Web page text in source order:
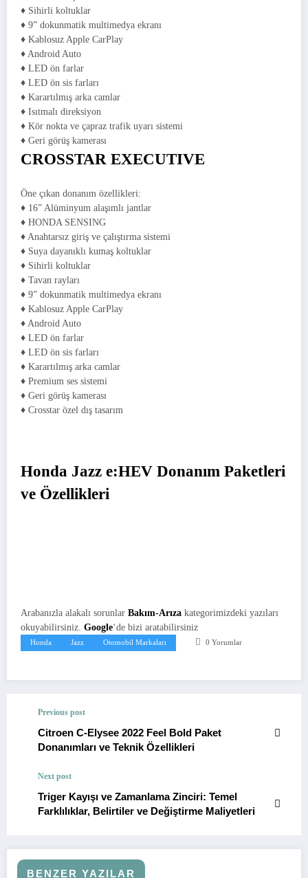
♦ Sihirli koltuklar
♦ 9” dokunmatik multimedya ekranı
♦ Kablosuz Apple CarPlay
♦ Android Auto
♦ LED ön farlar
♦ LED ön sis farları
♦ Karartılmış arka camlar
♦ Isıtmalı direksiyon
♦ Kör nokta ve çapraz trafik uyarı sistemi
♦ Geri görüş kamerası
CROSSTAR EXECUTIVE
Öne çıkan donanım özellikleri:
♦ 16” Alüminyum alaşımlı jantlar
♦ HONDA SENSING
♦ Anahtarsız giriş ve çalıştırma sistemi
♦ Suya dayanıklı kumaş koltuklar
♦ Sihirli koltuklar
♦ Tavan rayları
♦ 9” dokunmatik multimedya ekranı
♦ Kablosuz Apple CarPlay
♦ Android Auto
♦ LED ön farlar
♦ LED ön sis farları
♦ Karartılmış arka camlar
♦ Premium ses sistemi
♦ Geri görüş kamerası
♦ Crosstar özel dış tasarım
Honda Jazz e:HEV Donanım Paketleri
ve Özellikleri
Arabanızla alakalı sorunlar Bakım-Arıza kategorimizdeki yazıları
okuyabilirsiniz. Google‘de bizi aratabilirsiniz
Honda Jazz Otomobil Markaları 0 Yorumlar
Previous post
Citroen C-Elysee 2022 Feel Bold Paket
Donanımları ve Teknik Özellikleri
Next post
Triger Kayışı ve Zamanlama Zinciri: Temel
Farklılıklar, Belirtiler ve Değiştirme Maliyetleri
BENZER YAZILAR